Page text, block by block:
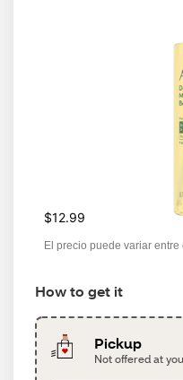
$12.99
El precio puede variar
How to get it
Pickup
Not offered at